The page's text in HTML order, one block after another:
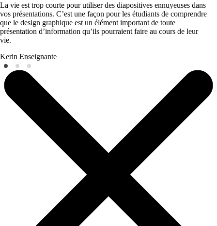
La vie est trop courte pour utiliser des diapositives ennuyeuses dans
vos présentations. C’est une façon pour les étudiants de comprendre
que le design graphique est un élément important de toute
présentation d’information qu’ils pourraient faire au cours de leur
vie.
Kerin Enseignante